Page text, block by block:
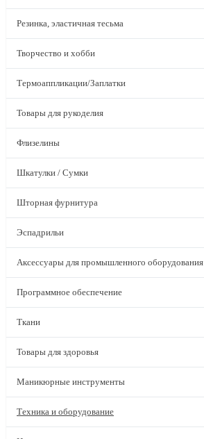
Резинка, эластичная тесьма
Творчество и хобби
Термоаппликации/Заплатки
Товары для рукоделия
Флизелины
Шкатулки / Сумки
Шторная фурнитура
Эспадрильи
Аксессуары для промышленного оборудования
Программное обеспечение
Ткани
Товары для здоровья
Маникюрные инструменты
Техника и оборудование